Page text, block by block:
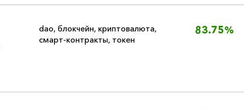
dao, блокчейн, криптовалюта,
смарт-контракты, токен
83.75%